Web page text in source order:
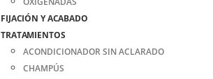
FIJACIÓN Y ACABADO
TRATAMIENTOS
ACONDICIONADOR SIN ACLARADO
CHAMPÚS